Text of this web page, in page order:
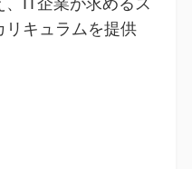
リキュラムを提供